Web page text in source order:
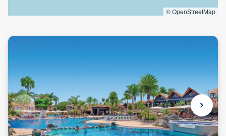
© OpenStreetMap